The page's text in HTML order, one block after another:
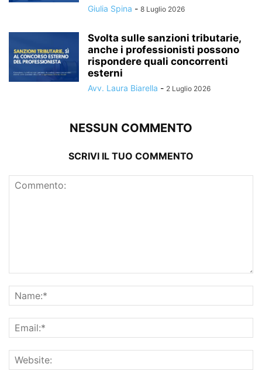
Giulia Spina - 8 Luglio 2026
Svolta sulle sanzioni tributarie,
anche i professionisti possono
rispondere quali concorrenti
esterni
Avv. Laura Biarella - 2 Luglio 2026
NESSUN COMMENTO
SCRIVI IL TUO COMMENTO